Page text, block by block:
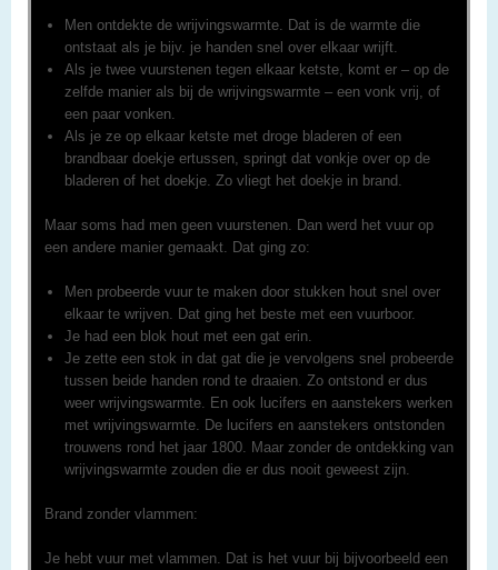
Men ontdekte de wrijvingswarmte. Dat is de warmte die
ontstaat als je bijv. je handen snel over elkaar wrijft.
Als je twee vuurstenen tegen elkaar ketste, komt er – op de
zelfde manier als bij de wrijvingswarmte – een vonk vrij, of
een paar vonken.
Als je ze op elkaar ketste met droge bladeren of een
brandbaar doekje ertussen, springt dat vonkje over op de
bladeren of het doekje. Zo vliegt het doekje in brand.
Maar soms had men geen vuurstenen. Dan werd het vuur op
een andere manier gemaakt. Dat ging zo:
Men probeerde vuur te maken door stukken hout snel over
elkaar te wrijven. Dat ging het beste met een vuurboor.
Je had een blok hout met een gat erin.
Je zette een stok in dat gat die je vervolgens snel probeerde
tussen beide handen rond te draaien. Zo ontstond er dus
weer wrijvingswarmte. En ook lucifers en aanstekers werken
met wrijvingswarmte. De lucifers en aanstekers ontstonden
trouwens rond het jaar 1800. Maar zonder de ontdekking van
wrijvingswarmte zouden die er dus nooit geweest zijn.
Brand zonder vlammen:
Je hebt vuur met vlammen. Dat is het vuur bij bijvoorbeeld een